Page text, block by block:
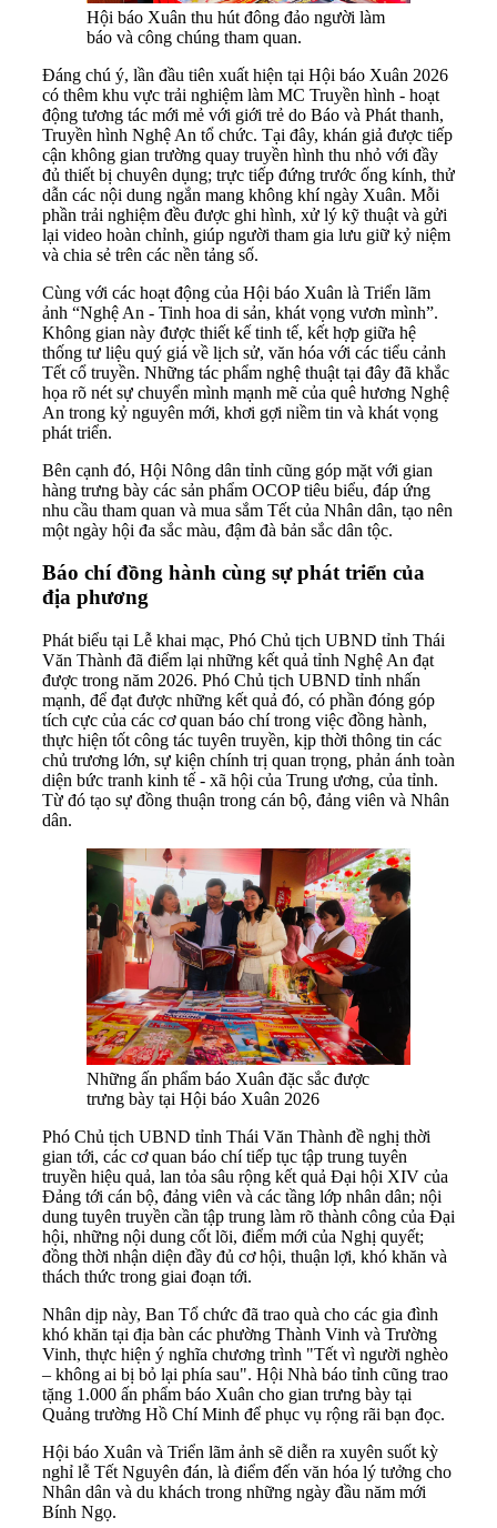
Hội báo Xuân thu hút đông đảo người làm
báo và công chúng tham quan.
Đáng chú ý, lần đầu tiên xuất hiện tại Hội báo Xuân 2026
có thêm khu vực trải nghiệm làm MC Truyền hình - hoạt
động tương tác mới mẻ với giới trẻ do Báo và Phát thanh,
Truyền hình Nghệ An tổ chức. Tại đây, khán giả được tiếp
cận không gian trường quay truyền hình thu nhỏ với đầy
đủ thiết bị chuyên dụng; trực tiếp đứng trước ống kính, thử
dẫn các nội dung ngắn mang không khí ngày Xuân. Mỗi
phần trải nghiệm đều được ghi hình, xử lý kỹ thuật và gửi
lại video hoàn chỉnh, giúp người tham gia lưu giữ kỷ niệm
và chia sẻ trên các nền tảng số.
Cùng với các hoạt động của Hội báo Xuân là Triển lãm
ảnh “Nghệ An - Tinh hoa di sản, khát vọng vươn mình”.
Không gian này được thiết kế tinh tế, kết hợp giữa hệ
thống tư liệu quý giá về lịch sử, văn hóa với các tiểu cảnh
Tết cổ truyền. Những tác phẩm nghệ thuật tại đây đã khắc
họa rõ nét sự chuyển mình mạnh mẽ của quê hương Nghệ
An trong kỷ nguyên mới, khơi gợi niềm tin và khát vọng
phát triển.
Bên cạnh đó, Hội Nông dân tỉnh cũng góp mặt với gian
hàng trưng bày các sản phẩm OCOP tiêu biểu, đáp ứng
nhu cầu tham quan và mua sắm Tết của Nhân dân, tạo nên
một ngày hội đa sắc màu, đậm đà bản sắc dân tộc.
Báo chí đồng hành cùng sự phát triển của
địa phương
Phát biểu tại Lễ khai mạc, Phó Chủ tịch UBND tỉnh Thái
Văn Thành đã điểm lại những kết quả tỉnh Nghệ An đạt
được trong năm 2026. Phó Chủ tịch UBND tỉnh nhấn
mạnh, để đạt được những kết quả đó, có phần đóng góp
tích cực của các cơ quan báo chí trong việc đồng hành,
thực hiện tốt công tác tuyên truyền, kịp thời thông tin các
chủ trương lớn, sự kiện chính trị quan trọng, phản ánh toàn
diện bức tranh kinh tế - xã hội của Trung ương, của tỉnh.
Từ đó tạo sự đồng thuận trong cán bộ, đảng viên và Nhân
dân.
Những ấn phẩm báo Xuân đặc sắc được
trưng bày tại Hội báo Xuân 2026
Phó Chủ tịch UBND tỉnh Thái Văn Thành đề nghị thời
gian tới, các cơ quan báo chí tiếp tục tập trung tuyên
truyền hiệu quả, lan tỏa sâu rộng kết quả Đại hội XIV của
Đảng tới cán bộ, đảng viên và các tầng lớp nhân dân; nội
dung tuyên truyền cần tập trung làm rõ thành công của Đại
hội, những nội dung cốt lõi, điểm mới của Nghị quyết;
đồng thời nhận diện đầy đủ cơ hội, thuận lợi, khó khăn và
thách thức trong giai đoạn tới.
Nhân dịp này, Ban Tổ chức đã trao quà cho các gia đình
khó khăn tại địa bàn các phường Thành Vinh và Trường
Vinh, thực hiện ý nghĩa chương trình "Tết vì người nghèo
– không ai bị bỏ lại phía sau". Hội Nhà báo tỉnh cũng trao
tặng 1.000 ấn phẩm báo Xuân cho gian trưng bày tại
Quảng trường Hồ Chí Minh để phục vụ rộng rãi bạn đọc.
Hội báo Xuân và Triển lãm ảnh sẽ diễn ra xuyên suốt kỳ
nghỉ lễ Tết Nguyên đán, là điểm đến văn hóa lý tưởng cho
Nhân dân và du khách trong những ngày đầu năm mới
Bính Ngọ.